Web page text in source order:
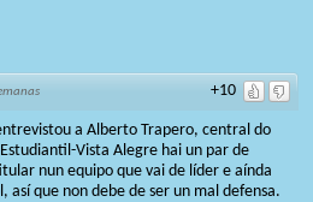
+10
a Alberto Trapero, central do
Vista Alegre hai un par de
nun equipo que vai de líder e aínda
así que non debe de ser un mal defensa.